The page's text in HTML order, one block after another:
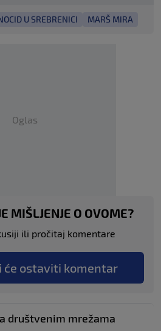
U SREBRENICI MARŠ MIRA
Oglas
MIŠLJENJE O OVOME?
ili pročitaj komentare
će ostaviti komentar
društvenim mrežama